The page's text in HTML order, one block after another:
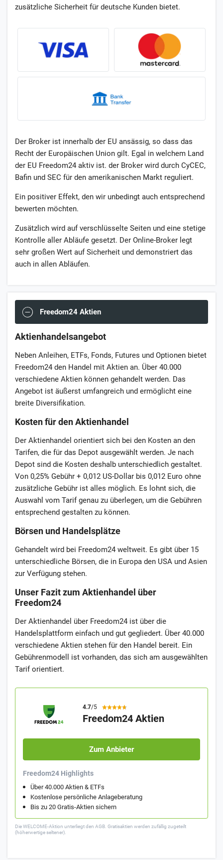
zusätzliche Sicherheit für deutsche Kunden bietet.
Der Broker ist innerhalb der EU ansässig, so dass das
Recht der Europäischen Union gilt. Egal in welchem Land
der EU Freedom24 aktiv ist. der Broker wird durch CyCEC,
Bafin und SEC für den amerikanischen Markt reguliert.
Ein positiver Effekt, den wir unbedingt auch entsprechend
bewerten möchten.
Zusätzlich wird auf verschlüsselte Seiten und eine stetige
Kontrolle aller Abläufe gesetzt. Der Online-Broker legt
sehr großen Wert auf Sicherheit und demonstriert das
auch in allen Abläufen.
Freedom24 Aktien
Aktienhandelsangebot
Neben Anleihen, ETFs, Fonds, Futures und Optionen bietet
Freedom24 den Handel mit Aktien an. Über 40.000
verschiedene Aktien können gehandelt werden. Das
Angebot ist äußerst umfangreich und ermöglicht eine
breite Diversifikation.
Kosten für den Aktienhandel
Der Aktienhandel orientiert sich bei den Kosten an den
Tarifen, die für das Depot ausgewählt werden. Je nach
Depot sind die Kosten deshalb unterschiedlich gestaltet.
Von 0,25% Gebühr + 0,012 US-Dollar bis 0,012 Euro ohne
zusätzliche Gebühr ist alles möglich. Es lohnt sich, die
Auswahl vom Tarif genau zu überlegen, um die Gebühren
entsprechend gestalten zu können.
Börsen und Handelsplätze
Gehandelt wird bei Freedom24 weltweit. Es gibt über 15
unterschiedliche Börsen, die in Europa den USA und Asien
zur Verfügung stehen.
Unser Fazit zum Aktienhandel über
Freedom24
Der Aktienhandel über Freedom24 ist über die
Handelsplattform einfach und gut gegliedert. Über 40.000
verschiedene Aktien stehen für den Handel bereit. Ein
Gebührenmodell ist vorhanden, das sich am ausgewählten
Tarif orientiert.
4.7/5
Freedom24 Aktien
Zum Anbieter
Freedom24 Highlights
Über 40.000 Aktien & ETFs
Kostenlose persönliche Anlageberatung
Bis zu 20 Gratis-Aktien sichern
Die WELCOME-Aktion unterliegt den AGB. Gratisaktien werden zufällig zugeteilt
(höherwertige seltener).